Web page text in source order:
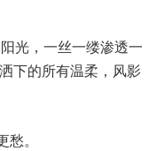
光，一丝一缕渗透一
下的所有温柔，风影
。